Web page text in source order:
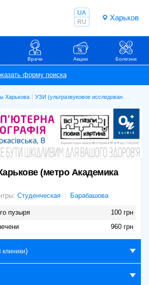
Харьков
UA
RU
Врачи Акции Болезни
Харькова УЗИ (ультразвуковое исследование)
(метро Академика
Студенческая Барабашова
пузыря
100 грн
960 грн
)